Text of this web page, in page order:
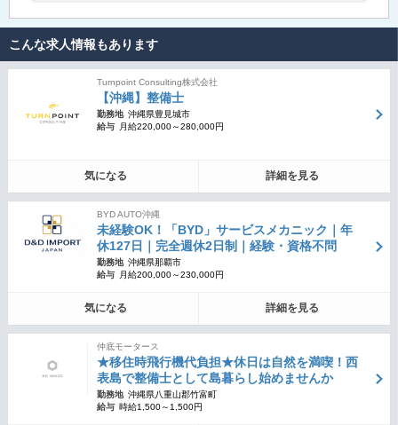
こんな求人情報もあります
Turnpoint Consulting株式会社
【沖縄】整備士
勤務地 沖縄県豊見城市
給与
月給220,000～280,000円
気になる 詳細を見る
BYD AUTO沖縄
未経験OK！「BYD」サービスメカニック｜年
休127日｜完全週休2日制｜経験・資格不問
勤務地 沖縄県那覇市
給与
月給200,000～230,000円
気になる 詳細を見る
仲底モータース
★移住時飛行機代負担★休日は自然を満喫！西
表島で整備士として島暮らし始めませんか
勤務地 沖縄県八重山郡竹富町
給与 時給1,500～1,500円